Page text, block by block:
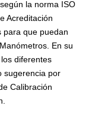
la norma ISO
Acreditación
para que puedan
En su
diferentes
sugerencia por
Calibración